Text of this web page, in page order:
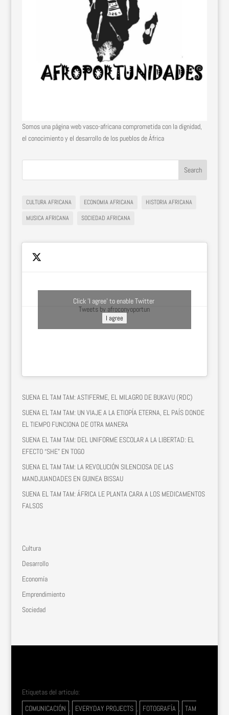
Somos una página web vasco-africana comprometida con la dignidad,
el conocimiento y el desarrollo de los pueblos de África
CULTURA AFRICANA ECONOMIA AFRICANA
HISTORIA AFRICANA
MUSICA AFRICANA
SOCIEDAD AFRICANA
Tweets by afroconyoportun
Click 'I agree' to enable Twitter
I agree
SUENA EL TAM TAM: ASTIFERME, EL MILAGRO DE BUKAVU (RDC)
SUENA EL TAM TAM: UN VIAJE A LA ETIOPÍA ETERNA, EL PAÍS DONDE
EL TIEMPO FUNCIONA DE OTRA MANERA
SUENA EL TAM TAM: DEL UNIFORME ESCOLAR A LA LIBERTAD: EL
EFECTO “SHE” EN TOGO
SUENA EL TAM TAM: LA REVOLUCIÓN SILENCIOSA DE LAS
MANDJUANDADES EN GUINEA BISSAU
SUENA EL TAM TAM: ÁFRICA LE PLANTA CARA A LOS MEDICAMENTOS
FALSOS
Cultura
Desarrollo
Economía
Emprendimiento
Sociedad
Etiquetas del articulo:
COMUNICACIÓN , EVERYDAY PROJECTS , FOTOGRAFÍA , TAM